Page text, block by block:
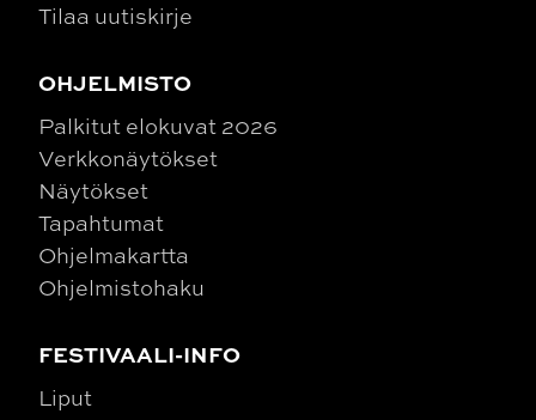
Tilaa uutiskirje
OHJELMISTO
Palkitut elokuvat 2026
Verkkonäytökset
Näytökset
Tapahtumat
Ohjelmakartta
Ohjelmistohaku
FESTIVAALI-INFO
Liput